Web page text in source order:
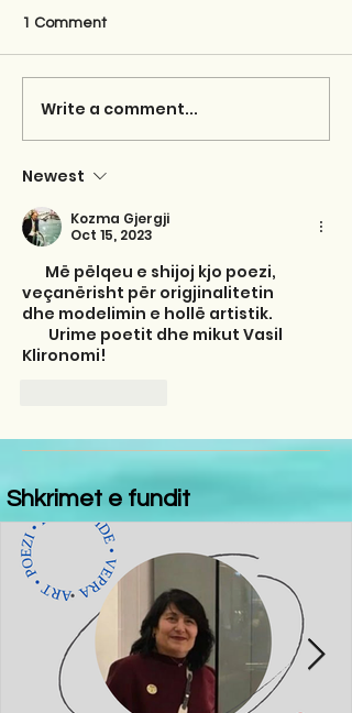
1 Comment
Write a comment...
Newest
Kozma Gjergji
Oct 15, 2023
veçanërisht për origjinalitetin
dhe modelimin e hollë artistik.
Klironomi!
Shkrimet e fundit